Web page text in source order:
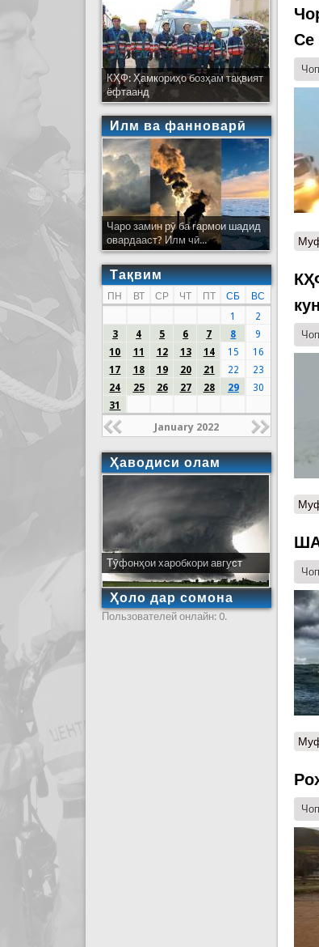
Се
КҲФ: Ҳамкориҳо бозҳам тақвият
ёфтаанд
Илм ва фанноварӣ
Чаро замин рӯ ба гармои шадид
овардааст? Илм чӣ...
Тақвим
ПН ВТ СР ЧТ ПТ СБ
ВС
1
2
3
4 5 6 7 8
9
10
11 12 13 14 15
16
17
18 19 20 21 22
23
24
25 26 27 28 29
30
31
January 2022
Ҳаводиси олам
Тӯфонҳои харобкори август
Ҳоло дар сомона
Пользователей онлайн: 0.